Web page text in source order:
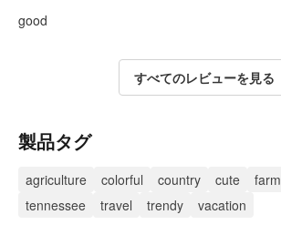
good
すべてのレビューを見る
製品タグ
agriculture colorful country cute farm
tennessee
travel trendy vacation